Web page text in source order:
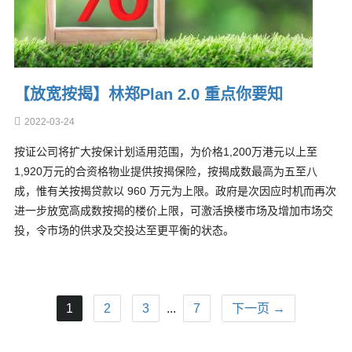
【放宽按揭】林郑Plan 2.0 重点你要知
2022-03-24
按证公司将扩大按保计划适用范围，为价格1,200万港元以上至
1,920万元的合资格物业提供按揭保险，按揭成数最高为五至八
成，惟有关按揭贷款以 960 万元为上限。政府是次因应时机而再次
进一步放宽高成数按揭的楼价上限，可激活换楼市场及增加市场交
投，令市场的供求及交投达至更平衡的状态。
1 2 3 ... 7 下一页 →